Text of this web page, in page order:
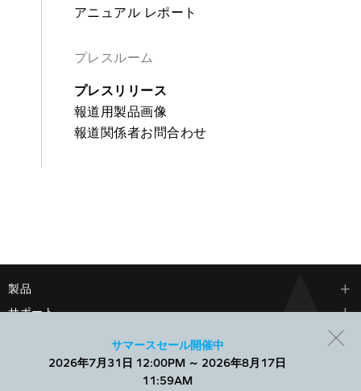
当社では、Webサイトでのエクスペリエンスを向上させ、パーソ
ナライズされたコンテンツを表示するために、小さなテキスト
サマースセール開催中
2026年7月31日 12:00PM ～ 2026年8月17日
11:59AM
アニュアル レポート
プレスルーム
プレスリリース
報道用製品画像
報道関係者お問合わせ
製品
サポート